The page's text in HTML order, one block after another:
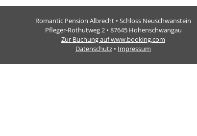
Romantic Pension Albrecht • Schloss Neuschwanstein
Pfleger-Rothutweg 2 • 87645 Hohenschwangau
Zur Buchung auf www.booking.com
Datenschutz • Impressum